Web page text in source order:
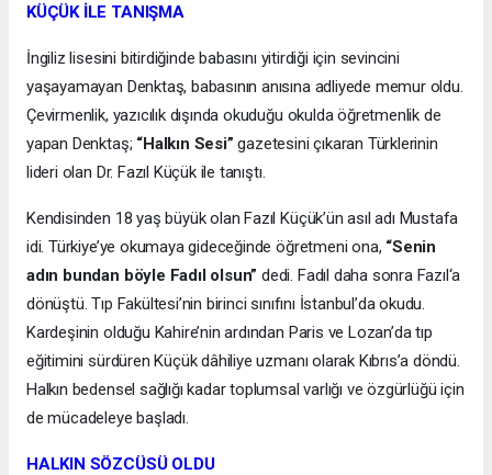
KÜÇÜK İLE TANIŞMA
İngiliz lisesini bitirdiğinde babasını yitirdiği için sevincini
yaşayamayan Denktaş, babasının anısına adliyede memur oldu.
Çevirmenlik, yazıcılık dışında okuduğu okulda öğretmenlik de
yapan Denktaş; “Halkın Sesi”gazetesini çıkaran Türklerinin
lideri olan Dr. Fazıl Küçük ile tanıştı.
Kendisinden 18 yaş büyük olan Fazıl Küçük’ün asıl adı Mustafa
idi. Türkiye’ye okumaya gideceğinde öğretmeni ona, “Senin
adın bundan böyle Fadıl olsun” dedi. Fadıl daha sonra Fazıl‘a
dönüştü. Tıp Fakültesi’nin birinci sınıfını İstanbul’da okudu.
Kardeşinin olduğu Kahire’nin ardından Paris ve Lozan’da tıp
eğitimini sürdüren Küçük dâhiliye uzmanı olarak Kıbrıs’a döndü.
Halkın bedensel sağlığı kadar toplumsal varlığı ve özgürlüğü için
de mücadeleye başladı.
HALKIN SÖZCÜSÜ OLDU